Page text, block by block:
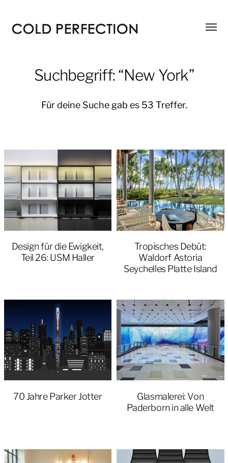
Menü
Suchbegriff: “New York”
Für deine Suche gab es 53 Treffer.
Design für die Ewigkeit,
Teil 26: USM Haller
Tropisches Debüt:
Waldorf Astoria
Seychelles Platte Island
70 Jahre Parker Jotter
Glasmalerei: Von
Paderborn in alle Welt